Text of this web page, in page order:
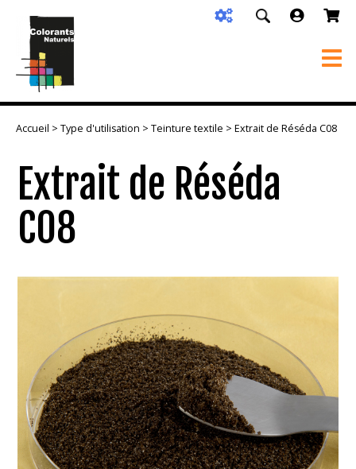
Accueil > Type d'utilisation > Teinture textile > Extrait de Réséda C08
Extrait de Réséda
C08